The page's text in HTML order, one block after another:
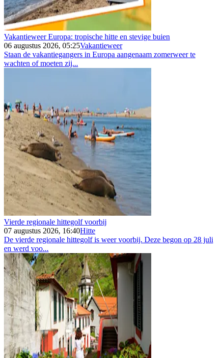
Vakantieweer Europa: tropische hitte en stevige buien
06 augustus 2026, 05:25Vakantieweer
Staan de vakantiegangers in Europa aangenaam zomerweer te
wachten of moeten zij...
Vierde regionale hittegolf voorbij
07 augustus 2026, 16:40Hitte
De vierde regionale hittegolf is weer voorbij. Deze begon op 28 juli
en werd voo...